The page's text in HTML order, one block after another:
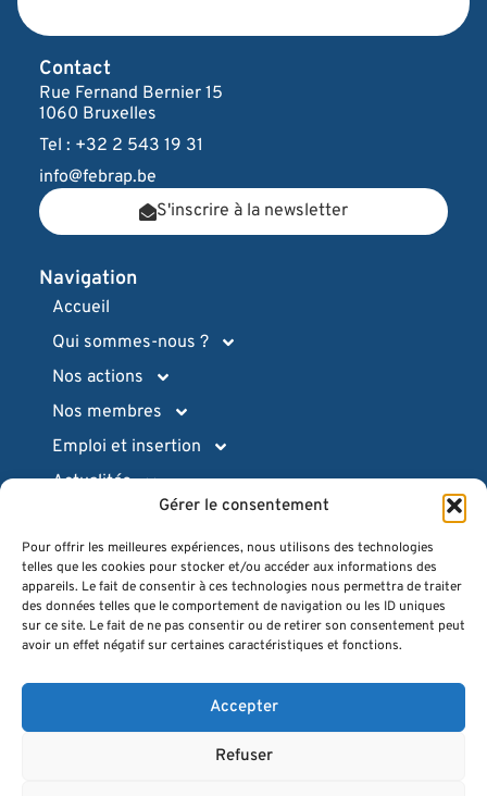
Gérer le consentement
Pour offrir les meilleures expériences, nous utilisons des technologies
telles que les cookies pour stocker et/ou accéder aux informations des
appareils. Le fait de consentir à ces technologies nous permettra de traiter
des données telles que le comportement de navigation ou les ID uniques
sur ce site. Le fait de ne pas consentir ou de retirer son consentement peut
avoir un effet négatif sur certaines caractéristiques et fonctions.
Accepter
Refuser
Navigation
Accueil
Qui sommes-nous ?
Nos actions
Nos membres
Emploi et insertion
Actualités
Ressources pratiques
Intranet (login)
Espace presse
Quiz
FAQ
Contact
Rue Fernand Bernier 15
1060 Bruxelles
Tel : +32 2 543 19 31
info@febrap.be
S'inscrire à la newsletter